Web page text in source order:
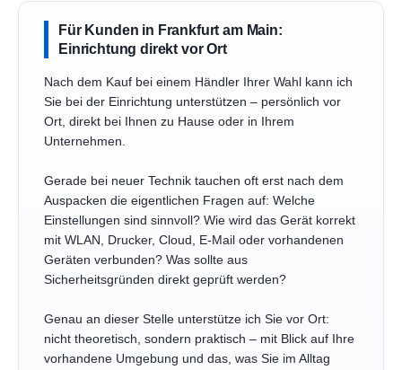
Für Kunden in Frankfurt am Main:
Einrichtung direkt vor Ort
Nach dem Kauf bei einem Händler Ihrer Wahl kann ich
Sie bei der Einrichtung unterstützen – persönlich vor
Ort, direkt bei Ihnen zu Hause oder in Ihrem
Unternehmen.
Gerade bei neuer Technik tauchen oft erst nach dem
Auspacken die eigentlichen Fragen auf: Welche
Einstellungen sind sinnvoll? Wie wird das Gerät korrekt
mit WLAN, Drucker, Cloud, E-Mail oder vorhandenen
Geräten verbunden? Was sollte aus
Sicherheitsgründen direkt geprüft werden?
Genau an dieser Stelle unterstütze ich Sie vor Ort:
nicht theoretisch, sondern praktisch – mit Blick auf Ihre
vorhandene Umgebung und das, was Sie im Alltag